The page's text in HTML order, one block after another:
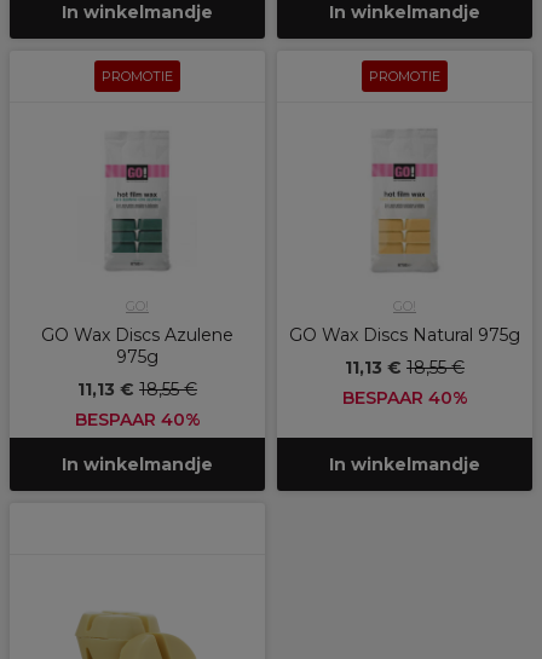
In winkelmandje In winkelmandje
PROMOTIE
GO!
GO Wax Discs Azulene
975g
11,13 € 18,55 €
BESPAAR 40%
In winkelmandje
PROMOTIE
GO!
GO Wax Discs Natural 975g
11,13 € 18,55 €
BESPAAR 40%
In winkelmandje